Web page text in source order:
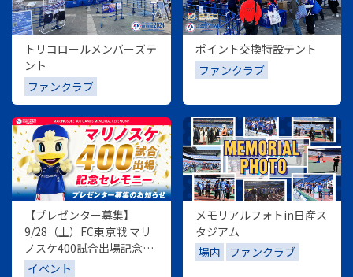
トリコロールメンバーズテ
ント
ファンクラブ
ポイント交換特設テント
ファンクラブ
【プレゼンター募集】
9/28（土）FC東京戦 マリ
ノスケ400試合出場記念セ
レモニー
イベント
メモリアルフォトin日産ス
タジアム
場内
ファンクラブ